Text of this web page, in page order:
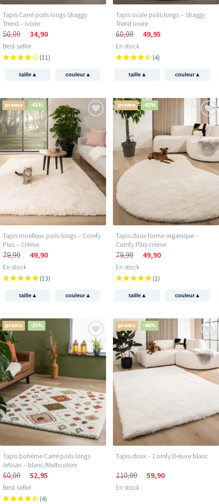
Tapis Carré poils longs Shaggy
Trend – ivoire
50,00 34,90
Best-seller
(11)
taille▴ couleur▴
Tapis ovale poils longs – Shaggy
Trend ivoire
60,00 49,95
En stock
(4)
taille▴ couleur▴
promo -41%
Tapis moelleux poils longs – Comfy
Plus – Crème
79,90 49,90
En stock
(13)
taille▴ couleur▴
promo -42%
Tapis doux forme organique –
Comfy Plus crème
79,90 49,90
En stock
(1)
taille▴ couleur▴
promo -35%
Tapis bohème Carré poils longs
Artisan – blanc/Multicolore
60,00 52,95
Best-seller
(4)
promo -46%
Tapis doux – Comfy Deluxe blanc
110,00 59,90
En stock